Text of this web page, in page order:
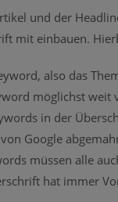
und der
mit einbauen.
also das
möglichst weit
in der
Google
müssen alle
hat immer